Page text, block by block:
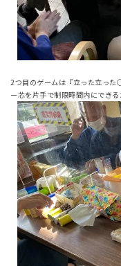
2つ目のゲームは『立った立っ
ー芯を片手で制限時間内にでき